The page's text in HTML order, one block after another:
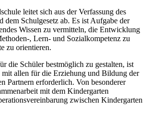
leitet sich aus der Verfassung des
dem Schulgesetz ab. Es ist Aufgabe der
Wissen zu vermitteln, die Entwicklung
, Lern- und Sozialkompetenz zu
zu orientieren.
die Schüler bestmöglich zu gestalten, ist
mit allen für die Erziehung und Bildung der
Partnern erforderlich. Von besonderer
mit dem Kindergarten
zwischen Kindergarten